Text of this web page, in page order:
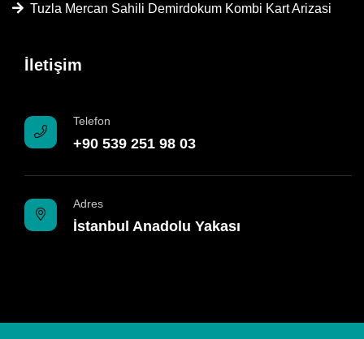
Tuzla Mercan Sahili Demirdokum Kombi Kart Arizasi
İletişim
Telefon
+90 539 251 98 03
Adres
İstanbul Anadolu Yakası